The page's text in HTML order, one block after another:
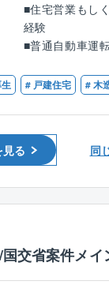
【具体的には】
●住宅に関する
成
●住宅建設地の
●住宅ローンの
ていただきます
これまでのご経
業界相場を下回
■住宅営業もし
経験
■普通自動車運
【歓迎】
■何らかの営業
■宅地建物取引
# 戸建住宅 # 木
る 同
交省案件メイ